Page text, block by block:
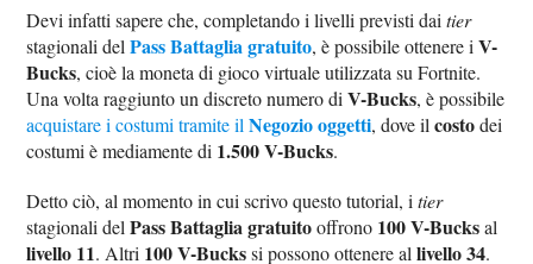
Devi infatti sapere che, completando i livelli previsti daitier
stagionali delPass Battaglia gratuito, è possibile ottenere iV-
Bucks, cioè la moneta di gioco virtuale utilizzata su Fortnite.
Una volta raggiunto un discreto numero diV-Bucks, è possibile
acquistare i costumi tramite ilNegozio oggetti, dove ilcostodei
costumi è mediamente di 1.500 V-Bucks.
Detto ciò, al momento in cui scrivo questo tutorial, itier
stagionali delPass Battaglia gratuitooffrono 100 V-Bucksal
livello 11. Altri 100 V-Buckssi possono ottenere allivello 34.